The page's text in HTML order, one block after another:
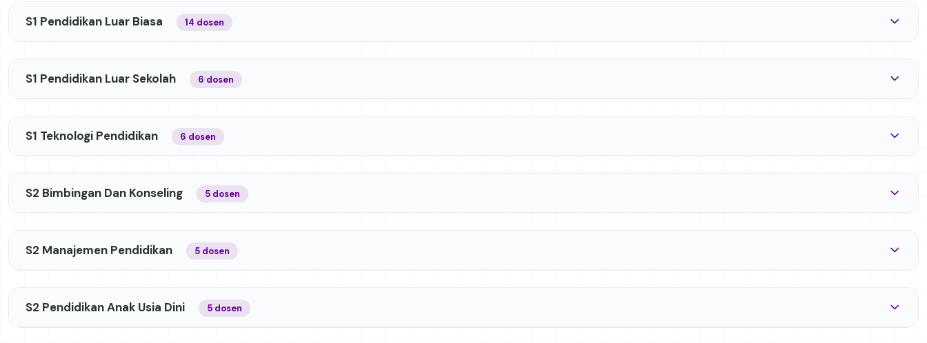
S1 Pendidikan Luar Biasa 14 dosen
S1 Pendidikan Luar Sekolah 6 dosen
S1 Teknologi Pendidikan 6 dosen
S2 Bimbingan Dan Konseling 5 dosen
S2 Manajemen Pendidikan 5 dosen
S2 Pendidikan Anak Usia Dini 5 dosen